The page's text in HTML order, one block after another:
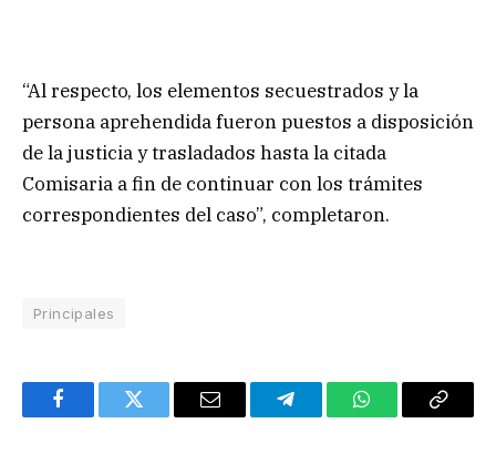
“Al respecto, los elementos secuestrados y la
persona aprehendida fueron puestos a disposición
de la justicia y trasladados hasta la citada
Comisaria a fin de continuar con los trámites
correspondientes del caso”, completaron.
Principales
FacebookTwitter Email TelegramWhatsAppCopy